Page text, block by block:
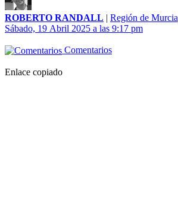
ROBERTO RANDALL | Región de Murcia
Sábado, 19 Abril 2025 a las 9:17 pm
Comentarios
Enlace copiado